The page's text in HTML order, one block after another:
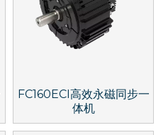
FC160ECI高效永磁同步一
体机